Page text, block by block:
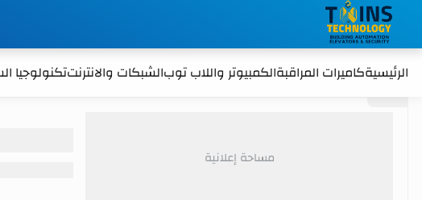
الرئيسيةكاميرات المراقبةالكمبيوتر واللاب توبالشبكات والانترنتتكنولوجيا